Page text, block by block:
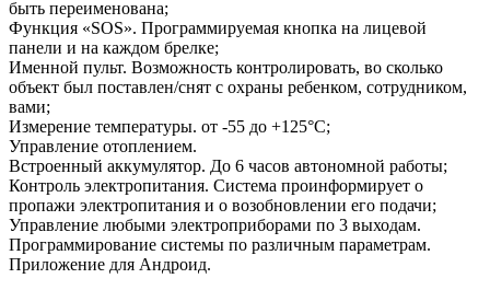
быть переименована;
Функция «SOS». Программируемая кнопка на лицевой
панели и на каждом брелке;
Именной пульт. Возможность контролировать, во сколько
объект был поставлен/снят с охраны ребенком, сотрудником,
вами;
Измерение температуры. от -55 до +125°С;
Управление отоплением.
Встроенный аккумулятор. До 6 часов автономной работы;
Контроль электропитания. Система проинформирует о
пропажи электропитания и о возобновлении его подачи;
Управление любыми электроприборами по 3 выходам.
Программирование системы по различным параметрам.
Приложение для Андроид.